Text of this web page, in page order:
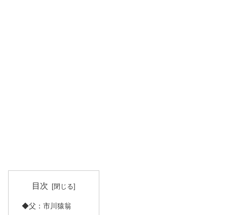
目次
◆父：市川猿翁